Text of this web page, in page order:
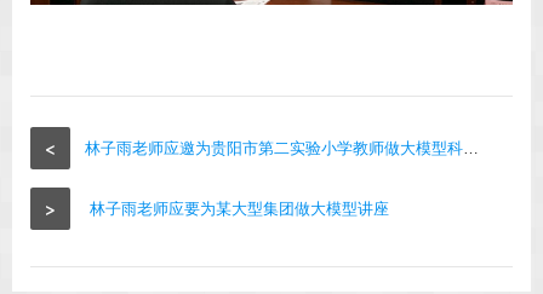
<
> 林子雨老师应要为某大型集团做大模型讲座